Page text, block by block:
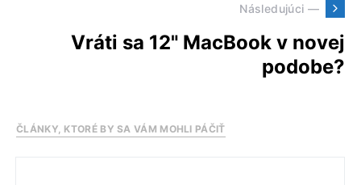
Následujúci —
Vráti sa 12" MacBook v novej
podobe?
ČLÁNKY, KTORÉ BY SA VÁM MOHLI PÁČIŤ